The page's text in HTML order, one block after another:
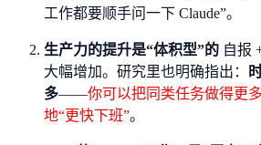
工作都要顺手问一下 Claude”。
生产力的提升是“体积型”的 自报
大幅增加。研究里也明确指出：
多——你可以把同类任务做得更
地“更快下班”。